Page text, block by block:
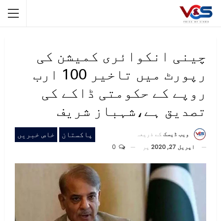
چینی انکوائری کمیشن کی
رپورٹ میں تاخیر 100 ارب
روپے کے حکومتی ڈاکے کی
تصدیق ہے،شہباز شریف
پاکستان خاص خبریں ویب ڈیسک کے ذریعہ
اپریل 27, 2020
پر